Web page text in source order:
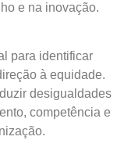
e na inovação.
para identificar
à equidade.
desigualdades
competência e